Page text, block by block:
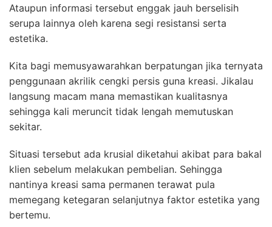
Ataupun informasi tersebut enggak jauh berselisih
serupa lainnya oleh karena segi resistansi serta
estetika.
Kita bagi memusyawarahkan berpatungan jika ternyata
penggunaan akrilik cengki persis guna kreasi. Jikalau
langsung macam mana memastikan kualitasnya
sehingga kali meruncit tidak lengah memutuskan
sekitar.
Situasi tersebut ada krusial diketahui akibat para bakal
klien sebelum melakukan pembelian. Sehingga
nantinya kreasi sama permanen terawat pula
memegang ketegaran selanjutnya faktor estetika yang
bertemu.